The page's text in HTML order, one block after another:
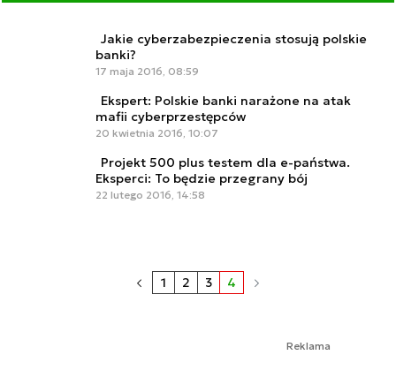
Jakie cyberzabezpieczenia stosują polskie
banki?
17 maja 2016, 08:59
Ekspert: Polskie banki narażone na atak
mafii cyberprzestępców
20 kwietnia 2016, 10:07
Projekt 500 plus testem dla e-państwa.
Eksperci: To będzie przegrany bój
22 lutego 2016, 14:58
1 2 3 4
Reklama